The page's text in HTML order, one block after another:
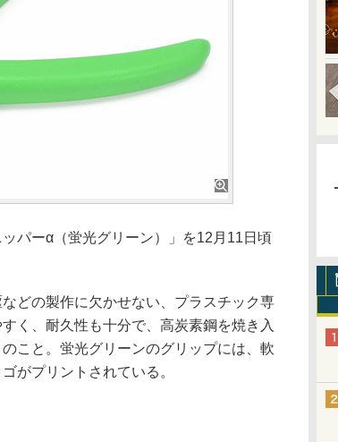
パーα（蛍光グリーン）」を12月11日頃
どの製作に欠かせない、プラスチック専
く、耐久性も十分で、高炭素鋼を焼き入
こと。蛍光グリーンのグリップには、軟
がプリントされている。